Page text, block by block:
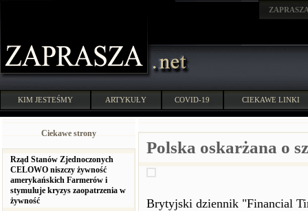
KIM JESTEŚMY ARTYKUŁY COVID-19 CIEKAWE LINKI
Ciekawe strony
Rząd Stanów Zjednoczonych
CELOWO niszczy żywność
amerykańskich Farmerów i
stymuluje kryzys zaopatrzenia w
żywność
Polska oskarżana o
Brytyjski dziennik "Financial